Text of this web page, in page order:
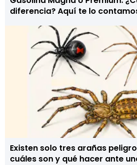
diferencia? Aquí te lo
Existen solo tres arañas
cuáles son y qué hacer ante